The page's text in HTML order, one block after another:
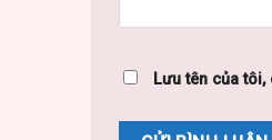
Lưu tên của